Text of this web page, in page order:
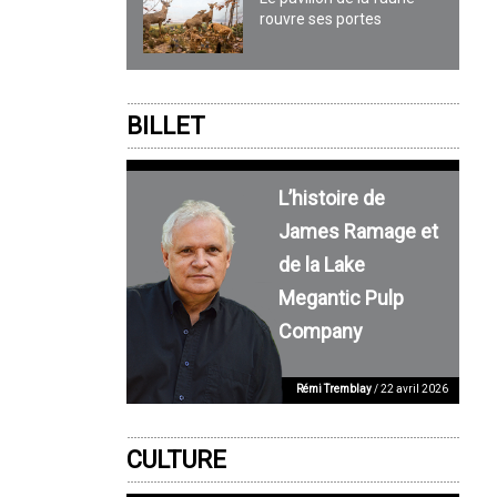
rouvre ses portes
BILLET
L’histoire de
James Ramage et
de la Lake
Megantic Pulp
Company
Rémi Tremblay/ 22 avril 2026
CULTURE